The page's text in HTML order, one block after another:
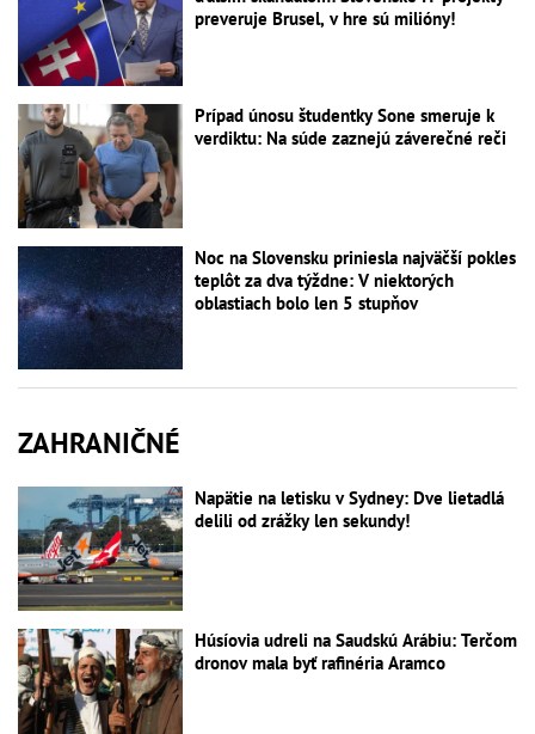
preveruje Brusel, v hre sú milióny!
Prípad únosu študentky Sone smeruje k
verdiktu: Na súde zaznejú záverečné reči
Noc na Slovensku priniesla najväčší pokles
teplôt za dva týždne: V niektorých
oblastiach bolo len 5 stupňov
ZAHRANIČNÉ
Napätie na letisku v Sydney: Dve lietadlá
delili od zrážky len sekundy!
Húsíovia udreli na Saudskú Arábiu: Terčom
dronov mala byť rafinéria Aramco